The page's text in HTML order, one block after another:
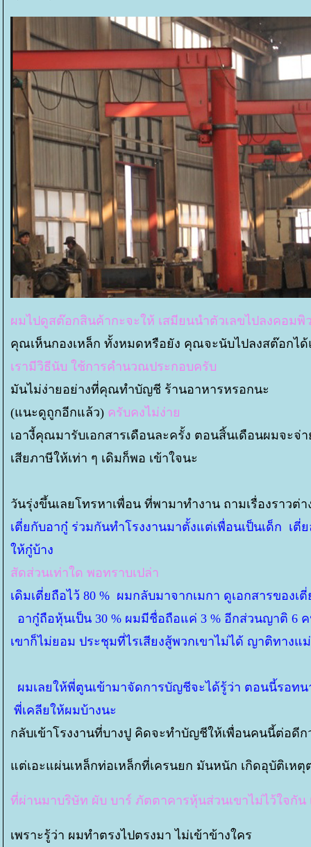
ผมไปดูสต๊อกสินค้ากะจะให้ เสมียนนำตัวเลขไปลงคอมพิ
คุณเห็นกองเหล็ก ทั้งหมดหรือยัง คุณจะนับไปลงสต๊อกไ
เรามีวิธีนับ ใช้การคำนวณประกอบครับ
มันไม่ง่ายอย่างที่คุณทำบัญชี ร้านอาหารหรอกนะ
(แนะดูถูกอีกแล้ว) ครับคงไม่ง่า
เอางี้คุณมารับเอกสารเดือนละครั้ง ตอนสิ้นเดือนผมจะ
เสียภาษีให้เท่า ๆ เดิมก็พอ เข้าใจนะ
วันรุ่งขึ้นเลยโทรหาเพื่อน ที่พามาทำงาน ถามเรื่องราวต่
เตี่ยกับอากู๋ ร่วมกันทำโรงงานมาตั้งแต่เพื่อนเป็นเด็ก เ
ห้กู๋บ้าง
สัดส่วนเท่าใด พอทราบเปล่า
เดิมเตี่ยถือไว้ 80 % ผมกลับมาจากเมกา ดูเอกสารของเ
อากู๋ถือหุ้นเป็น 30 % ผมมีชื่อถือแค่ 3 % อีกส่วนญาติ 6
เขาก็ไม่ยอม ประชุมที่ไรเสียงสู้พวกเขาไม่ได้ ญาติทางแ
ผมเลยให้พี่ตูนเข้ามาจัดการบัญชีจะได้รู้ว่า ตอนนี้รอทน
พี่เคลียให้ผมบ้างนะ
กลับเข้าโรงงานที่บางปู คิดจะทำบัญชีให้เพื่อนคนนี้ต่อดี
ต่เอะแผ่นเหล็กท่อเหล็กที่เครนยก มันหนัก เกิดอุบัติเห
ที่ผ่านมาบริษัท ผับ บาร์ ภัตตาคารหุ้นส่วนเขาไม่ไว้ใจกั
เพราะรู้ว่า ผมทำตรงไปตรงมา ไม่เข้าข้างใคร